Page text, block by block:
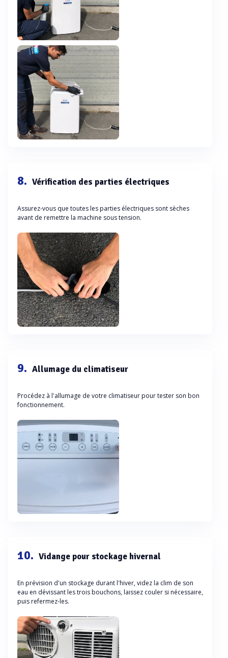
8. Vérification des parties électriques
Assurez-vous que toutes les parties électriques sont sèches
avant de remettre la machine sous tension.
9. Allumage du climatiseur
Procédez à l'allumage de votre climatiseur pour tester son bon
fonctionnement.
10. Vidange pour stockage hivernal
En prévision d'un stockage durant l'hiver, videz la clim de son
eau en dévissant les trois bouchons, laissez couler si nécessaire,
puis refermez-les.